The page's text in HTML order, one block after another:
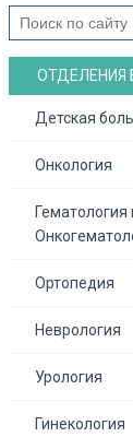
поиск
ОТДЕЛЕНИЯ
Детская
Онкология
Гематология
Ортопедия
Неврология
Урология
Гинекология